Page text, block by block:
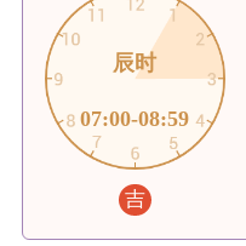
辰时
07:00-08:59
吉